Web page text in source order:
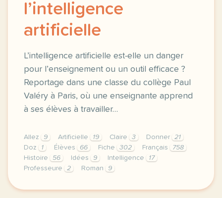
l’intelligence
artificielle
L’intelligence artificielle est-elle un danger
pour l’enseignement ou un outil efficace ?
Reportage dans une classe du collège Paul
Valéry à Paris, où une enseignante apprend
à ses élèves à travailler…
Allez 9 Artificielle 19 Claire 3 Donner
21
Doz
1 Élèves 66 Fiche 302 Français
758
Histoire
56 Idées 9 Intelligence
17
Professeure
2 Roman 9
fiche b1 enseigner avec l ia debattre sur l